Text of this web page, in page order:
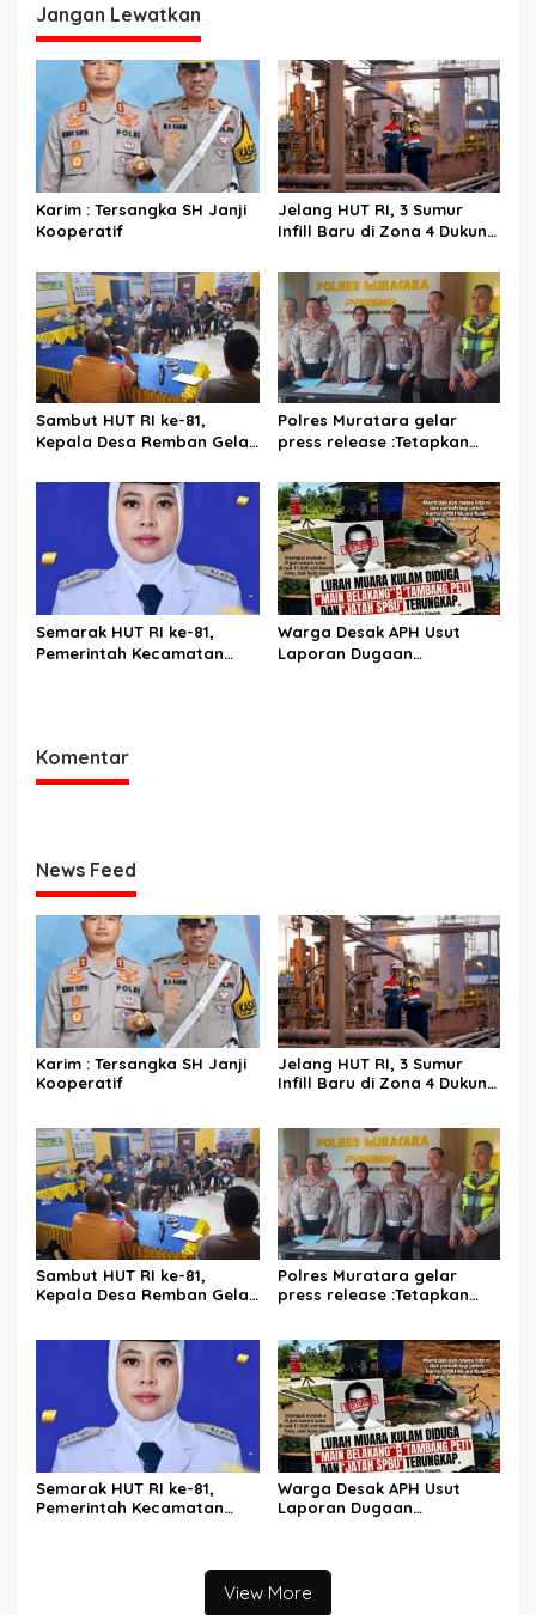
g
a
i
p
o
s
Jangan Lewatkan
Karim : Tersangka SH Janji
Kooperatif
Jelang HUT RI, 3 Sumur
Infill Baru di Zona 4 Dukung
Sambut HUT RI ke-81,
Kepala Desa Remban Gelar
Panitia
Polres Muratara gelar
press release :Tetapkan
Tersangka Kecelakaan
Maut antara Bus ALS dan
Tangki BBM Tewaskan 19
Orang
Semarak HUT RI ke-81,
Pemerintah Kecamatan
Warga Desak APH Usut
Laporan Dugaan
Komentar
News Feed
Karim : Tersangka SH Janji
Kooperatif
Jelang HUT RI, 3 Sumur
Infill Baru di Zona 4 Dukung
Sambut HUT RI ke-81,
Kepala Desa Remban Gelar
Polres Muratara gelar
press release :Tetapkan
Maut antara Bus ALS dan
Tangki BBM Tewaskan 19
Orang
Semarak HUT RI ke-81,
Pemerintah Kecamatan
Warga Desak APH Usut
Laporan Dugaan
View More